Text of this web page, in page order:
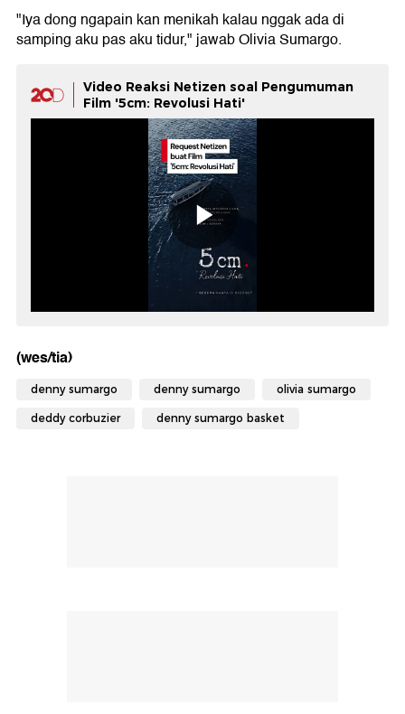
"Iya dong ngapain kan menikah kalau nggak ada di
samping aku pas aku tidur," jawab Olivia Sumargo.
Video Reaksi Netizen soal Pengumuman
Film '5cm: Revolusi Hati'
(wes/tia)
denny sumargo denny sumargo olivia sumargo
deddy corbuzier denny sumargo basket